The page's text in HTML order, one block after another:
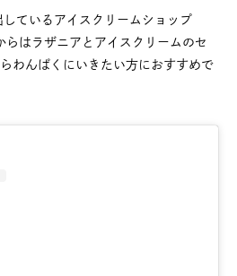
ているアイスクリームショップ
らはラザニアとアイスクリームのセ
わんぱくにいきたい方におすすめで